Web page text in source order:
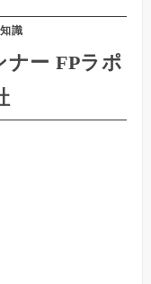
識
ー FPラポ